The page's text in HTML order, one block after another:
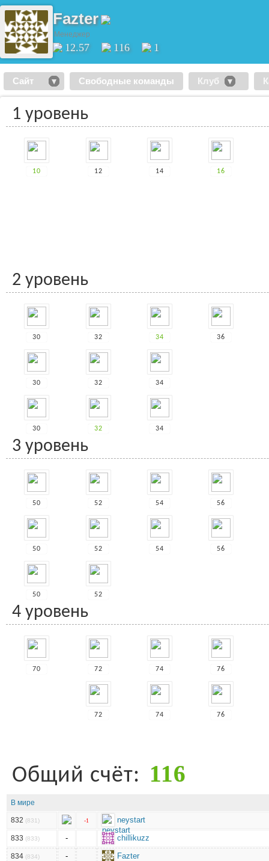
Fazter
Менеджер
12.57 116 1
Сайт Свободные команды Клуб
1 уровень
10 12 14 16
2 уровень
30 32 34 36
30 32 34
30 32 34
3 уровень
50 52 54 56
50 52 54 56
50 52
4 уровень
70 72 74 76
72 74 76
Общий счёт: 116
В мире
832 (831) -1 neystart
833 (833) - chillikuzz
834 (834) - Fazter